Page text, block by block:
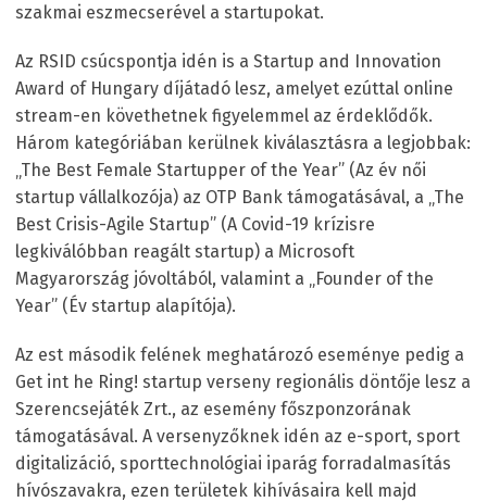
szakmai eszmecserével a startupokat.
Az RSID csúcspontja idén is a Startup and Innovation
Award of Hungary díjátadó lesz, amelyet ezúttal online
stream-en követhetnek figyelemmel az érdeklődők.
Három kategóriában kerülnek kiválasztásra a legjobbak:
„The Best Female Startupper of the Year” (Az év női
startup vállalkozója) az OTP Bank támogatásával, a „The
Best Crisis-Agile Startup” (A Covid-19 krízisre
legkiválóbban reagált startup) a Microsoft
Magyarország jóvoltából, valamint a „Founder of the
Year” (Év startup alapítója).
Az est második felének meghatározó eseménye pedig a
Get int he Ring! startup verseny regionális döntője lesz a
Szerencsejáték Zrt., az esemény főszponzorának
támogatásával. A versenyzőknek idén az e-sport, sport
digitalizáció, sporttechnológiai iparág forradalmasítás
hívószavakra, ezen területek kihívásaira kell majd